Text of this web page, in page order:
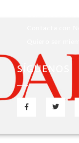
SÍGUENOS